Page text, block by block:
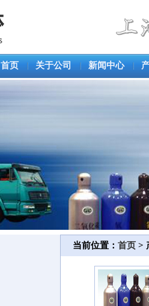
首页 关于公司 新闻中心
当前位置： 首页 >